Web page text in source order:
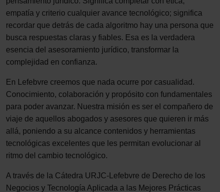
empatía y criterio cualquier avance tecnológico; significa
recordar que detrás de cada algoritmo hay una persona que
busca respuestas claras y fiables. Esa es la verdadera
esencia del asesoramiento jurídico, transformar la
complejidad en confianza.
En Lefebvre creemos que nada ocurre por casualidad.
Conocimiento, colaboración y propósito con fundamentales
para poder avanzar. Nuestra misión es ser el compañero de
viaje de aquellos abogados y asesores que quieren ir más
allá, poniendo a su alcance contenidos y herramientas
tecnológicas excelentes que les permitan evolucionar al
ritmo del cambio tecnológico.
A través de la Cátedra URJC-Lefebvre de Derecho de los
Negocios y Tecnología Aplicada a las Mejores Prácticas